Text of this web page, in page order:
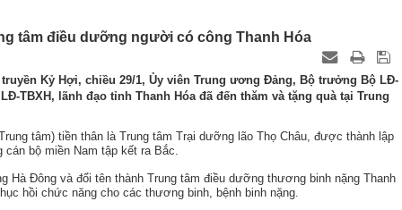
tâm điều dưỡng người có công Thanh Hóa
Kỷ Hợi, chiều 29/1, Ủy viên Trung ương Đảng, Bộ trưởng Bộ LĐ-
TBXH, lãnh đạo tỉnh Thanh Hóa đã đến thăm và tặng quà tại Trung
tâm) tiền thân là Trung tâm Trại dưỡng lão Thọ Châu, được thành lập
bộ miền Nam tập kết ra Bắc.
Hà Đông và đổi tên thành Trung tâm điều dưỡng thương binh nặng Thanh
hồi chức năng cho các thương binh, bệnh binh nặng.